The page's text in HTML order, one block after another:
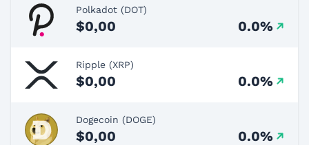
Polkadot (DOT)
$0,00 0.0%
Ripple (XRP)
$0,00 0.0%
Dogecoin (DOGE)
$0,00 0.0%